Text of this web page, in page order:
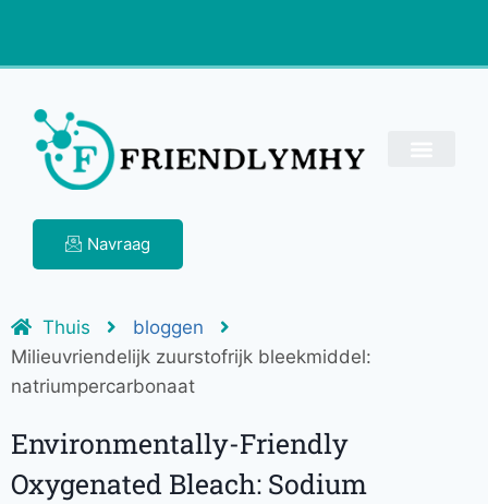
Navraag
Thuis
bloggen
Milieuvriendelijk zuurstofrijk bleekmiddel:
natriumpercarbonaat
Environmentally-Friendly
Oxygenated Bleach: Sodium